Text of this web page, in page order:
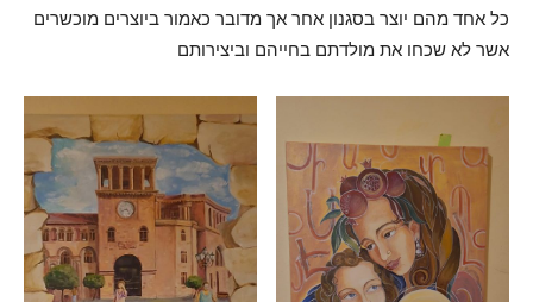
כל אחד מהם יוצר בסגנון אחר אך מדובר כאמור ביוצרים מוכשרים
אשר לא שכחו את מולדתם בחייהם וביצירותם